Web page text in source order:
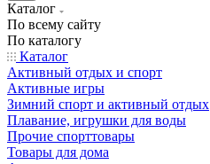
Каталог
По всему сайту
По каталогу
Каталог
Активный отдых и спорт
Активные игры
Зимний спорт и активный отдых
Плавание, игрушки для воды
Прочие спорттовары
Товары для дома